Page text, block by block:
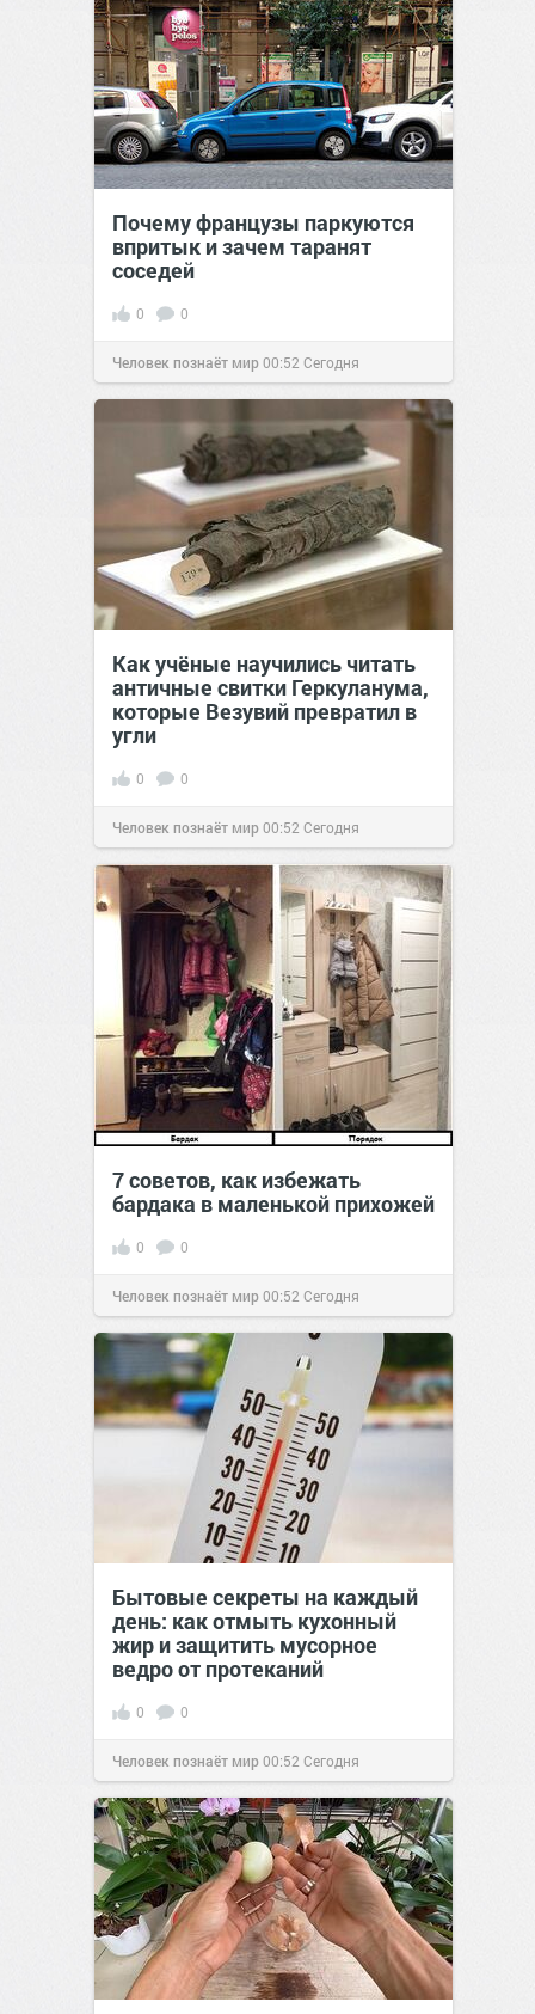
Почему французы паркуются
впритык и зачем таранят
соседей
0 0
Человек познаёт мир00:52 Сегодня
Как учёные научились читать
античные свитки Геркуланума,
которые Везувий превратил в
угли
0 0
Человек познаёт мир00:52 Сегодня
7 советов, как избежать
бардака в маленькой прихожей
0 0
Человек познаёт мир00:52 Сегодня
Бытовые секреты на каждый
день: как отмыть кухонный
жир и защитить мусорное
ведро от протеканий
0 0
Человек познаёт мир00:52 Сегодня